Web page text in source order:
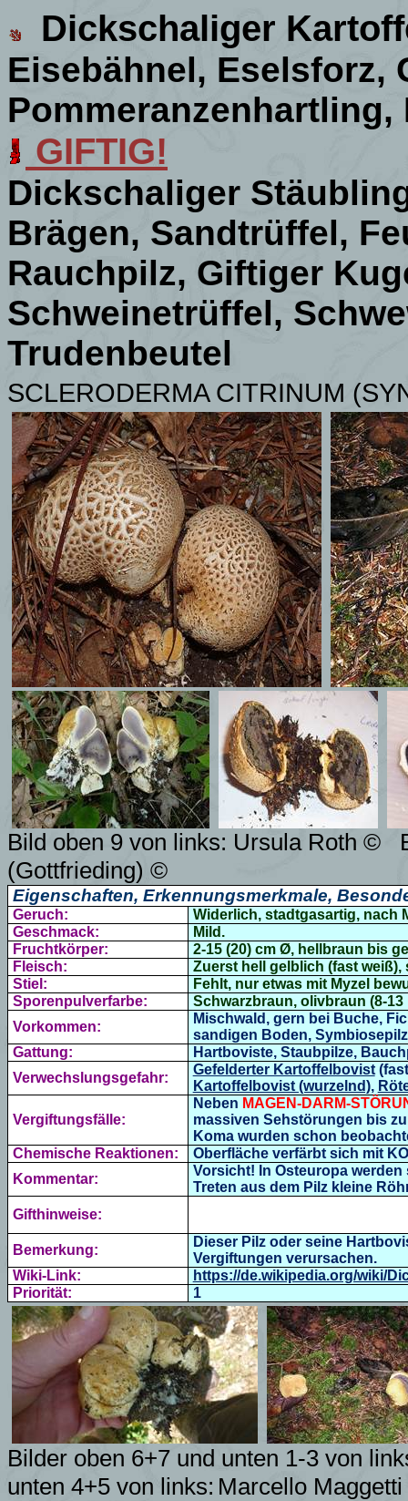
Dickschaliger
Eisebähnel, Eselsforz,
GIFTIG!
Dickschaliger
Brägen, Sandtrüffel,
Rauchpilz, Giftiger
Schweinetrüffel,
Trudenbeutel
SCLERODERMA CITRINUM
Bild oben 9 von links: Ursula Roth ©
(Gottfrieding) ©
Eigenschaften, Erkennungsmerkmale,
Geruch:
Widerlich, stadtgasartig, nach
Geschmack:
Mild.
Fruchtkörper:
2-15 (20) cm Ø, hellbraun bis
Fleisch:
Zuerst hell gelblich (fast
Stiel:
Fehlt, nur etwas mit Myzel
Sporenpulverfarbe:
Schwarzbraun, olivbraun (8-13
Vorkommen:
Mischwald, gern bei Buche,
sandigen Boden,
Gattung:
Hartboviste, Staubpilze,
Verwechslungsgefahr:
Gefelderter Kartoffelbovist
Kartoffelbovist (wurzelnd),
Vergiftungsfälle:
Neben MAGEN-DARM-
massiven Sehstörungen bis
Koma wurden schon
Chemische Reaktionen:
Oberfläche verfärbt sich mit
Kommentar:
Vorsicht! In Osteuropa
Treten aus dem Pilz kleine
Gifthinweise:
Bemerkung:
Dieser Pilz oder seine
Vergiftungen verursachen.
Wiki-Link:
https://de.wikipedia.org/wiki/
Priorität:
1
Bilder oben 6+7 und unten 1-3 von
unten 4+5 von links: Marcello